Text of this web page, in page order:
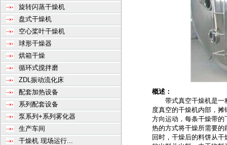
旋转闪蒸干燥机
盘式干燥机
空心桨叶干燥机
球形干燥器
烘箱干燥
循环式搅拌磨
ZDL振动流化床
配套加热设备
系列配套设备
泵系列+系列雾化器
生产车间
干燥机 现场运行...
概述：
带式真空干燥机是一种
度真空的干燥机内部，
方向运动，每条干燥带
热的方式将干燥所需要
回时，干燥后的料饼从